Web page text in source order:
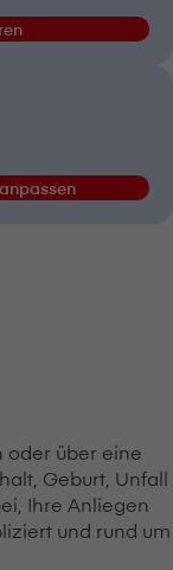
oder über eine
Geburt, Unfall
Ihre Anliegen
und rund um